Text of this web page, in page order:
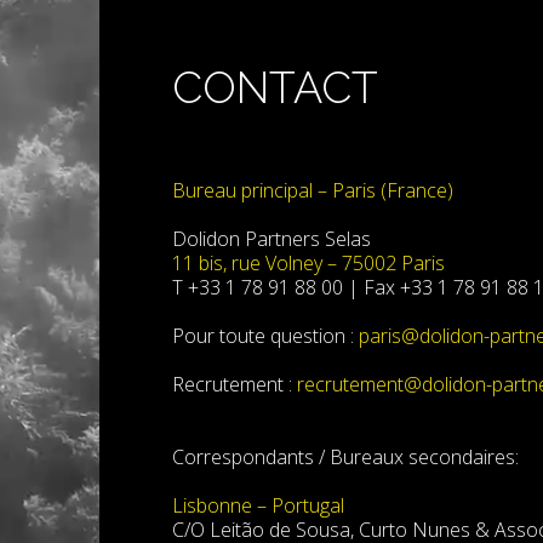
CONTACT
Bureau principal – Paris (France)
Dolidon Partners Selas
11 bis, rue Volney – 75002 Paris
T +33 1 78 91 88 00 | Fax +33 1 78 91 88
Pour toute question : paris@dolidon-
Recrutement : recrutement@dolidon-
Correspondants / Bureaux secondaires:
Lisbonne – Portugal
C/O Leitão de Sousa, Curto Nunes &